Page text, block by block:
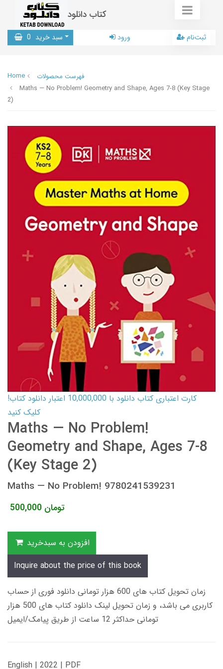
کتاب دانلود
سبد خرید 0 ورود ثبت‌نام
Home
فهرست محصولات
Maths — No Problem! Geometry and Shape, Ages 7-8 (Key Stage
2)
کارت اعتباری کتاب دانلود با 10,000,000 اعتبار دانلود کتاب!
کلیک کنید
Maths — No Problem!
Geometry and Shape, Ages 7-8
(Key Stage 2)
Maths — No Problem! 9780241539231
500,000 تومان
افزودن به سبدخرید
Inquire about the price of this book
زمان تحویل کتاب های 600 هزار تومانی دانلود فوری از حساب
کاربری می باشد، و زمان تحویل لینک دانلود کتاب های 500 هزار
تومانی حداکثر 12 ساعت از طریق پیامک/ایمیل
English | 2022 | PDF